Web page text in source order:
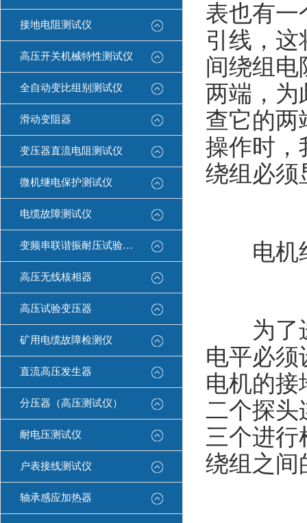
接地电阻测试仪
高压开关机械特性测试仪
全自动变比组别测试仪
滑动变阻器
变压器直流电阻测试仪
微机继电保护测试仪
电缆故障测试仪
变频串联谐振耐压试验装置
高压无线核相器
高压试验变压器
矿用电缆故障检测仪
直流高压发生器
分压器（高压测试仪）
耐电压测试仪
户表接线测试仪
轴承感应加热器
表也有一
引线，
间绕组电
两端，为
查它的两
操作时，
绕组必须
电机
为了进
电平必须
电机的接
二个探头
三个进
绕组之间